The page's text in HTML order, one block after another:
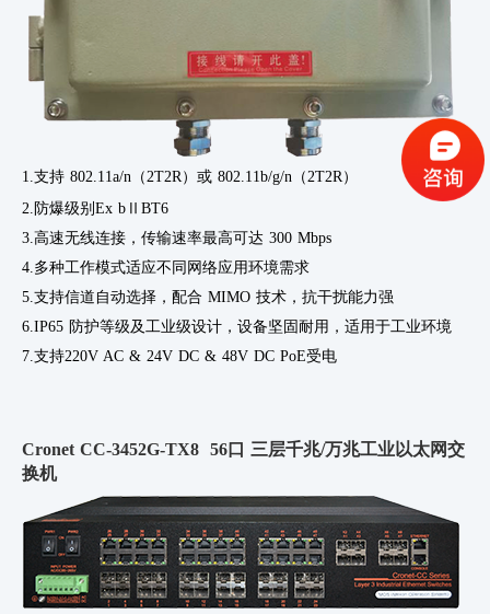
1.支持 802.11a/n（2T2R）或 802.11b/g/n（2T2R）
2.防爆级别 Ex bⅡBT6
3.高速无线连接，传输速率最高可达 300 Mbps
4.多种工作模式适应不同网络应用环境需求
5.支持信道自动选择，配合 MIMO 技术，抗干扰能力强
6.IP65 防护等级及工业级设计，设备坚固耐用，适用于工业环境
7.支持220V AC & 24V DC & 48V DC PoE受电
Cronet CC-3452G-TX8 56口 三层千兆/万兆工业以太网交
换机